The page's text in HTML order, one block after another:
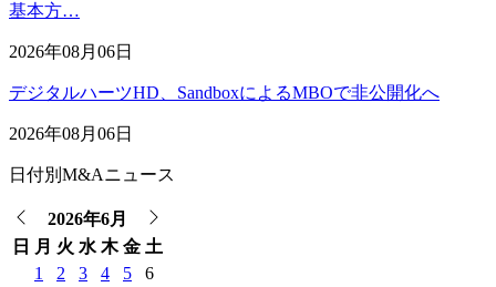
基本方…
2026年08月06日
デジタルハーツHD、SandboxによるMBOで非公開化へ
2026年08月06日
日付別M&Aニュース
2026年6月
日 月 火 水 木 金 土
1
2 3 4 5
6